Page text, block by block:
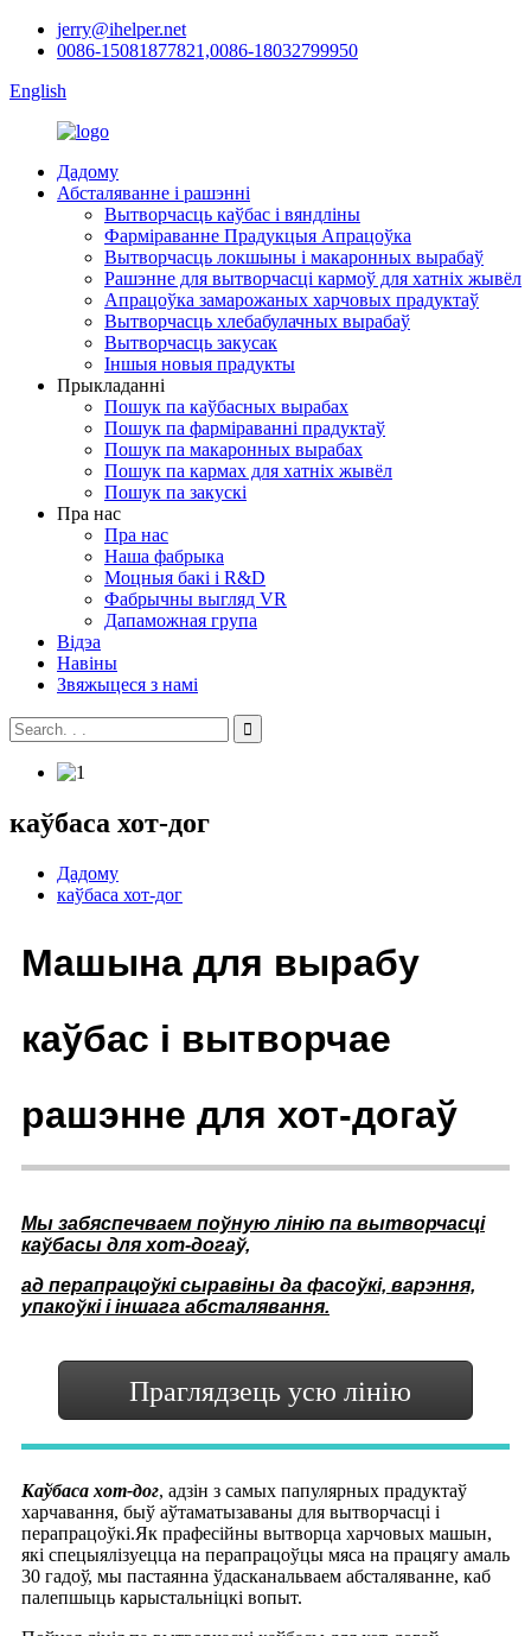
jerry@ihelper.net
0086-15081877821,0086-18032799950
English
Дадому
Абсталяванне і рашэнні
Вытворчасць каўбас і вяндліны
Фарміраванне Прадукцыя Апрацоўка
Вытворчасць локшыны і макаронных вырабаў
Рашэнне для вытворчасці кармоў для хатніх жывёл
Апрацоўка замарожаных харчовых прадуктаў
Вытворчасць хлебабулачных вырабаў
Вытворчасць закусак
Іншыя новыя прадукты
Прыкладанні
Пошук па каўбасных вырабах
Пошук па фарміраванні прадуктаў
Пошук па макаронных вырабах
Пошук па кармах для хатніх жывёл
Пошук па закускі
Пра нас
Пра нас
Наша фабрыка
Моцныя бакі і R&D
Фабрычны выгляд VR
Дапаможная група
Відэа
Навіны
Звяжыцеся з намі
каўбаса хот-дог
Дадому
каўбаса хот-дог
Машына для вырабу
каўбас і вытворчае
рашэнне для хот-догаў
Мы забяспечваем поўную лінію па вытворчасці
каўбасы для хот-догаў,
ад перапрацоўкі сыравіны да фасоўкі, варэння,
упакоўкі і іншага абсталявання.
Праглядзець усю лінію
Каўбаса хот-дог, адзін з самых папулярных прадуктаў
харчавання, быў аўтаматызаваны для вытворчасці і
перапрацоўкі.Як прафесійны вытворца харчовых машын,
які спецыялізуецца на перапрацоўцы мяса на працягу амаль
30 гадоў, мы пастаянна ўдасканальваем абсталяванне, каб
палепшыць карыстальніцкі вопыт.